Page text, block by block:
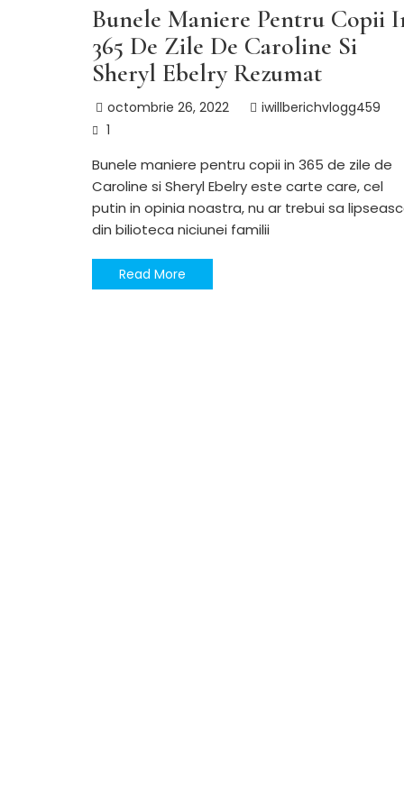
Bunele Maniere Pentru Copii
365 De Zile De Caroline Si
Sheryl Ebelry Rezumat
octombrie 26, 2022
iwillberichvlogg459
1
Bunele maniere pentru copii in 365 de zile de
Caroline si Sheryl Ebelry este carte care, cel
putin in opinia noastra, nu ar trebui sa
din bilioteca niciunei familii
Read More